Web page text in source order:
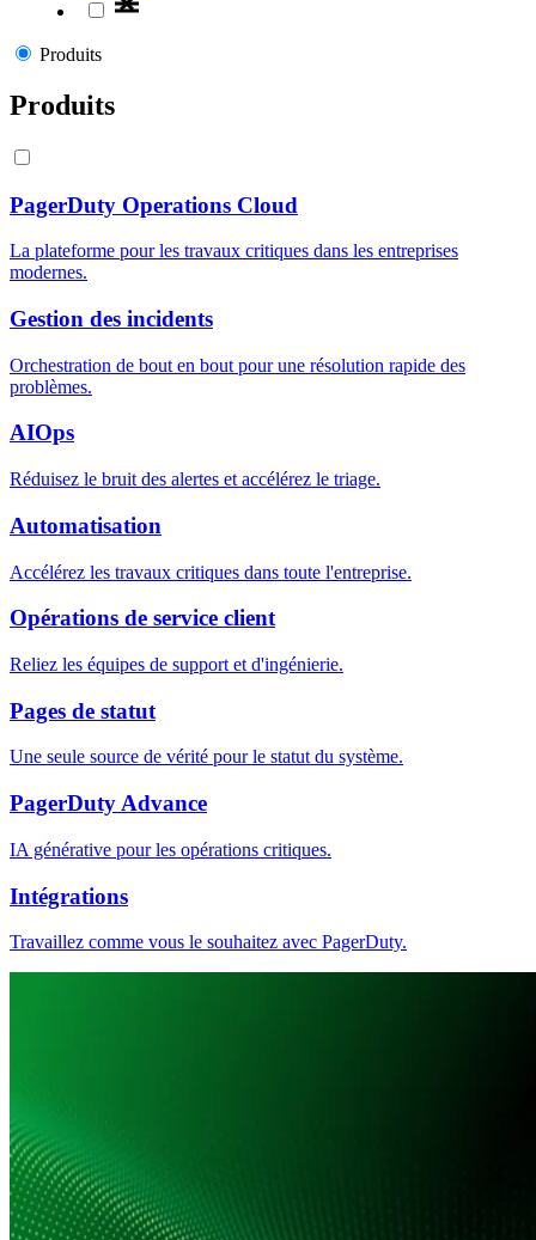
Produits
Produits
PagerDuty Operations Cloud
La plateforme pour les travaux critiques dans les entreprises
modernes.
Gestion des incidents
Orchestration de bout en bout pour une résolution rapide des
problèmes.
AIOps
Réduisez le bruit des alertes et accélérez le triage.
Automatisation
Accélérez les travaux critiques dans toute l'entreprise.
Opérations de service client
Reliez les équipes de support et d'ingénierie.
Pages de statut
Une seule source de vérité pour le statut du système.
PagerDuty Advance
IA générative pour les opérations critiques.
Intégrations
Travaillez comme vous le souhaitez avec PagerDuty.